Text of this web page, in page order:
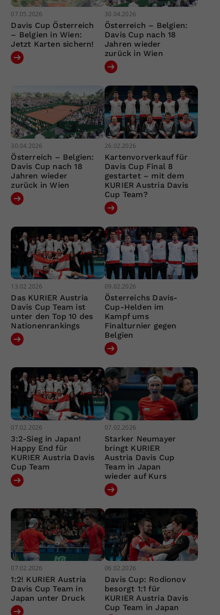
07.05.2026
Davis Cup Österreich
– Belgien in Wien:
Jetzt Karten sichern!
30.04.2026
Österreich – Belgien:
Davis Cup nach 18
Jahren wieder
zurück in Wien
30.04.2026
Österreich – Belgien:
Davis Cup nach 18
Jahren wieder
zurück in Wien
26.02.2026
Kartenvorverkauf für
Davis Cup Final 8
gestartet – mit dem
KURIER Austria Davis
Cup Team?
13.02.2026
Das KURIER Austria
Davis Cup Team ist
unter den Top 10 des
Nationenrankings
09.02.2026
Österreichs Davis-
Cup-Helden im
Kampf ums
Finalturnier gegen
Belgien
07.02.2026
3:2-Sieg in Japan!
Happy End für
KURIER Austria Davis
Cup Team
07.02.2026
Starker Neumayer
bringt KURIER
Austria Davis Cup
Team in Japan
wieder auf Kurs
07.02.2026
1:2! KURIER Austria
Davis Cup Team in
Japan unter Druck
06.02.2026
Davis Cup: Rodionov
besorgt 1:1 für
KURIER Austria Davis
Cup Team in Japan